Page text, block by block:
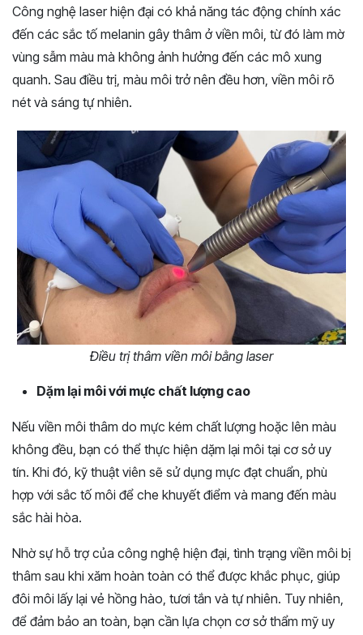
Công nghệ laser hiện đại có khả năng tác động chính xác
đến các sắc tố melanin gây thâm ở viền môi, từ đó làm mờ
vùng sẫm màu mà không ảnh hưởng đến các mô xung
quanh. Sau điều trị, màu môi trở nên đều hơn, viền môi rõ
nét và sáng tự nhiên.
Điều trị thâm viền môi bằng laser
Dặm lại môi với mực chất lượng cao
Nếu viền môi thâm do mực kém chất lượng hoặc lên màu
không đều, bạn có thể thực hiện dặm lại môi tại cơ sở uy
tín. Khi đó, kỹ thuật viên sẽ sử dụng mực đạt chuẩn, phù
hợp với sắc tố môi để che khuyết điểm và mang đến màu
sắc hài hòa.
Nhờ sự hỗ trợ của công nghệ hiện đại, tình trạng viền môi bị
thâm sau khi xăm hoàn toàn có thể được khắc phục, giúp
đôi môi lấy lại vẻ hồng hào, tươi tắn và tự nhiên. Tuy nhiên,
để đảm bảo an toàn, bạn cần lựa chọn cơ sở thẩm mỹ uy